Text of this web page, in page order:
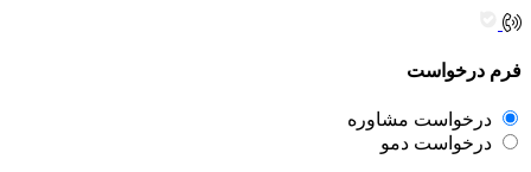
فرم درخواست
نوع
درخواست
درخواست مشاوره
درخواست دمو